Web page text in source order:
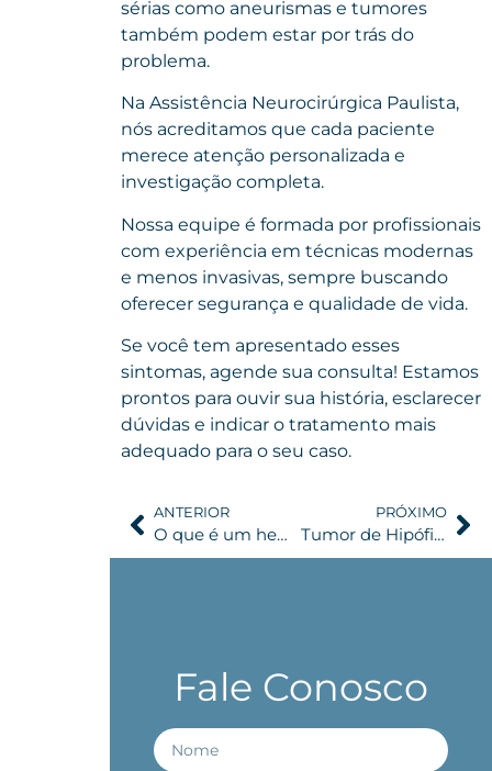
sérias como aneurismas e tumores
também podem estar por trás do
problema.
Na Assistência Neurocirúrgica Paulista,
nós acreditamos que cada paciente
merece atenção personalizada e
investigação completa.
Nossa equipe é formada por profissionais
com experiência em técnicas modernas
e menos invasivas, sempre buscando
oferecer segurança e qualidade de vida.
Se você tem apresentado esses
sintomas, agende sua consulta! Estamos
prontos para ouvir sua história, esclarecer
dúvidas e indicar o tratamento mais
adequado para o seu caso.
ANTERIOR
O que é um hematoma intracraniano e quais são os riscos?
PRÓXIMO
Tumor de Hipófise Não-Secretor
Fale Conosco